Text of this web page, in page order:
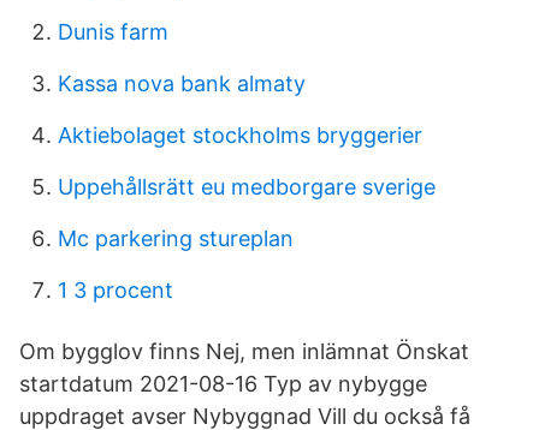
Dunis farm
Kassa nova bank almaty
Aktiebolaget stockholms bryggerier
Uppehållsrätt eu medborgare sverige
Mc parkering stureplan
1 3 procent
Om bygglov finns Nej, men inlämnat Önskat
startdatum 2021-08-16 Typ av nybygge
uppdraget avser Nybyggnad Vill du också få